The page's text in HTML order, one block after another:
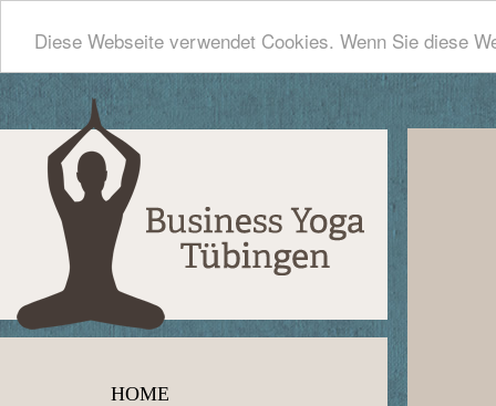
Diese Webseite verwendet Cookies. Wenn Sie diese
HOME